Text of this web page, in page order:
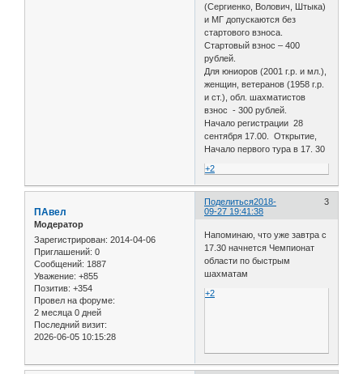
(Сергиенко, Волович, Штыка)
и МГ допускаются без
стартового взноса.
Стартовый взнос – 400
рублей.
Для юниоров (2001 г.р. и мл.),
женщин, ветеранов (1958 г.р.
и ст.), обл. шахматистов
взнос - 300 рублей.
Начало регистрации 28
сентября 17.00. Открытие,
Начало первого тура в 17. 30
+2
Поделиться 3
2018-
09-27 19:41:38
ПАвел
Модератор
Зарегистрирован: 2014-04-06
Приглашений: 0
Сообщений: 1887
Уважение: +855
Позитив: +354
Провел на форуме:
2 месяца 0 дней
Последний визит:
2026-06-05 10:15:28
Напоминаю, что уже завтра с
17.30 начнется Чемпионат
области по быстрым
шахматам
+2